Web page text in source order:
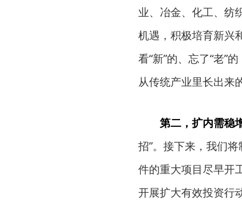
业、冶金、化工、纺
机遇，积极培育新兴
看“新”的、忘了“老”
从传统产业里长出来
第二，扩内需稳
招”。接下来，我们
件的重大项目尽早开
开展扩大有效投资行